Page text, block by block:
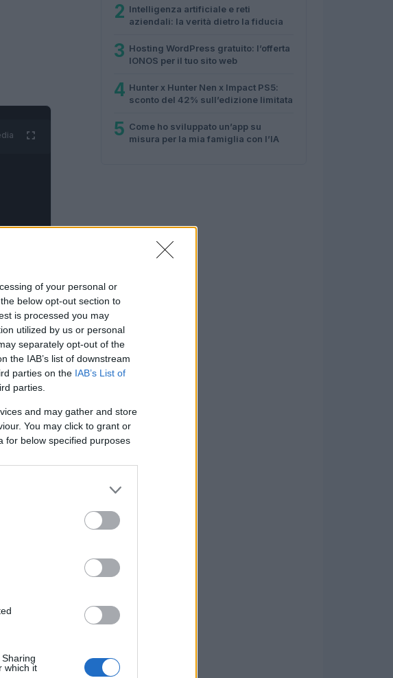
of your personal or
below opt-out section to
is processed you may
utilized by us or personal
separately opt-out of the
the IAB’s list of downstream
parties on the IAB’s List of
parties.
and may gather and store
You may click to grant or
for below specified purposes
which it
come
bilancio.
e li
2 Intelligenza artificiale e reti
aziendali: la verità dietro la fiducia
3 Hosting WordPress gratuito: l’offerta
IONOS per il tuo sito web
4 Hunter x Hunter Nen x Impact PS5:
sconto del 42% sull’edizione limitata
5 Come ho sviluppato un’app su
misura per la mia famiglia con l’IA